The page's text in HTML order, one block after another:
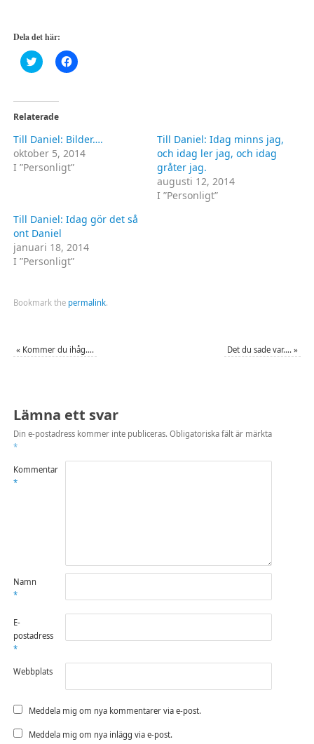
Dela det här:
Klicka
för
Twitter
(Öppnas
i
nytt
fönster)
Klicka
för
ett
nytt
fönster)
Relaterade
Till Daniel: Bilder….
oktober 5, 2014
I ”Personligt”
Till Daniel: Idag minns jag,
och idag ler jag, och idag
gråter jag.
augusti 12, 2014
I ”Personligt”
Till Daniel: Idag gör det så
ont Daniel
januari 18, 2014
I ”Personligt”
Bookmark the permalink.
« Kommer du ihåg…. Det du sade var….»
Lämna ett svar
Din e-postadress kommer inte publiceras. Obligatoriska fält är märkta
*
Kommentar
*
Namn
*
E-
postadress
*
Webbplats
Meddela mig om nya kommentarer via e-post.
Meddela mig om nya inlägg via e-post.